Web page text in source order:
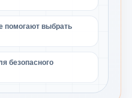
помогают выбрать
безопасного